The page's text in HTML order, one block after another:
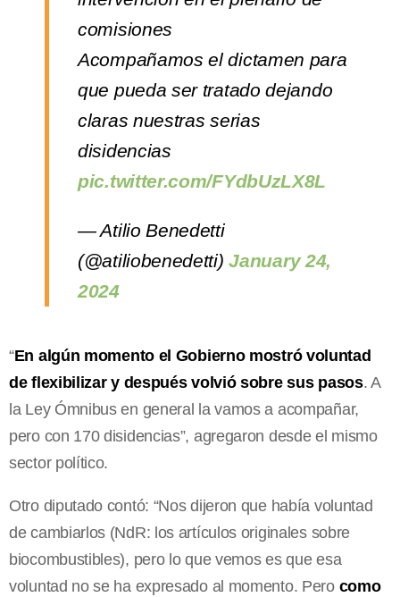
comisiones
Acompañamos el dictamen para
que pueda ser tratado dejando
claras nuestras serias
disidencias
pic.twitter.com/FYdbUzLX8L
— Atilio Benedetti
(@atiliobenedetti)January 24,
2024
“En algún momento el Gobierno mostró voluntad
de flexibilizar y después volvió sobre sus pasos. A
la Ley Ómnibus en general la vamos a acompañar,
pero con 170 disidencias”, agregaron desde el mismo
sector político.
Otro diputado contó: “Nos dijeron que había voluntad
de cambiarlos (NdR: los artículos originales sobre
biocombustibles), pero lo que vemos es que esa
voluntad no se ha expresado al momento. Pero como